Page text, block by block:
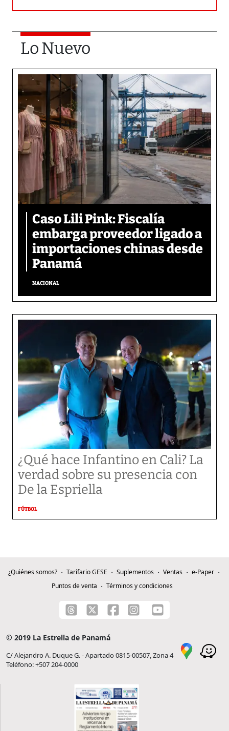
Lo Nuevo
Caso Lili Pink: Fiscalía
embarga proveedor ligado a
importaciones chinas desde
Panamá
NACIONAL
¿Qué hace Infantino en Cali? La
verdad sobre su presencia con
De la Espriella
FÚTBOL
¿Quiénes somos? Tarifario GESE Suplementos Ventas
e-Paper
Puntos de venta
Términos y condiciones
© 2019 La Estrella de Panamá
C/ Alejandro A. Duque G. - Apartado 0815-00507, Zona 4
Teléfono: +507 204-0000